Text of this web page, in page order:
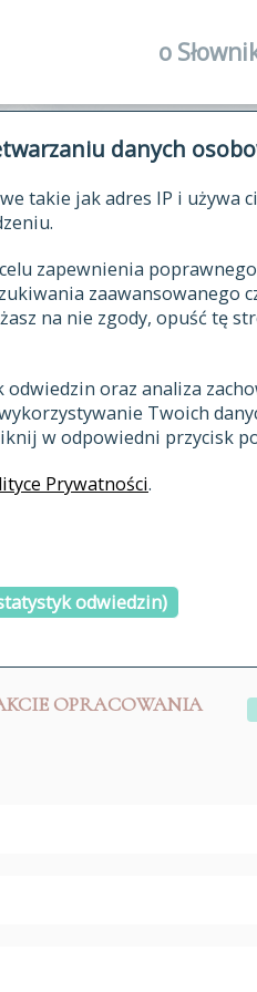
danych
takie jak adres IP i używa
zapewnienia
zaawansowanego
na nie zgody, opuść tę
oraz analiza
Twoich
w odpowiedni przycisk
Prywatności.
odwiedzin)
o
historia
publikacje
autorzy
zasady
ostatnio
OPRACOWANIA